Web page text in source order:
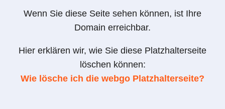
Wenn Sie diese Seite sehen können, ist Ihre
Domain erreichbar.
Hier erklären wir, wie Sie diese Platzhalterseite
löschen können:
Wie lösche ich die webgo Platzhalterseite?